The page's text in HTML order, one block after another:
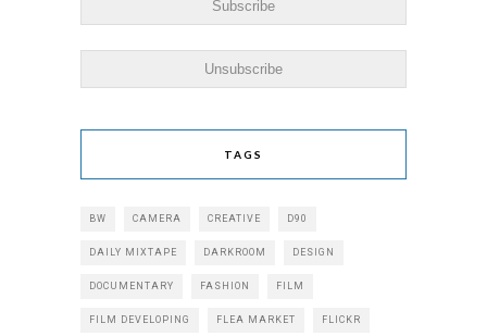
TAGS
BW CAMERA CREATIVE D90
DAILY MIXTAPE DARKROOM DESIGN
DOCUMENTARY FASHION FILM
FILM DEVELOPING FLEA MARKET FLICKR